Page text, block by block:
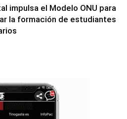
impulsa el Modelo ONU para
la formación de estudiantes